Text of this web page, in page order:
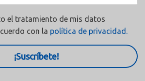
el tratamiento de mis datos
con la política de privacidad.
¡Suscríbete!